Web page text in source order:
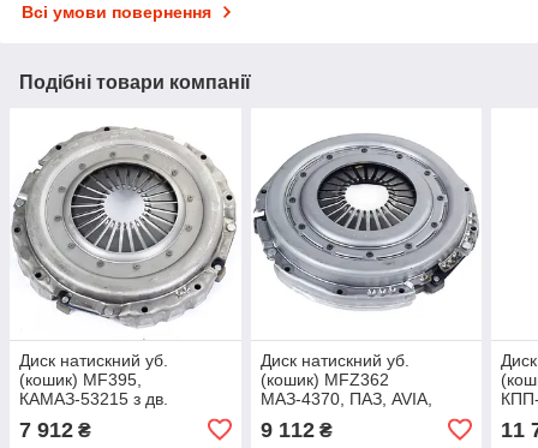
Всі умови повернення
Подібні товари компанії
Диск натискний уб.
(кошик) MF395,
КАМАЗ-53215 з дв.
740.13-260 (E.Sassone,
7 912 ₴
Диск натискний уб.
(кошик) MFZ362
МАЗ-4370, ПАЗ, AVIA,
Iveco Eurostar (E.Sassone,
Італія) 3482 125 512
9 112₴ 11